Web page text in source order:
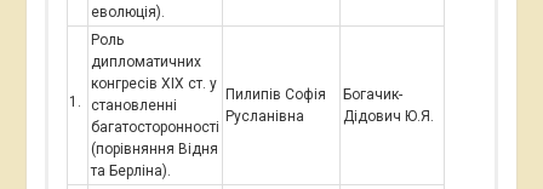
еволюція).
Роль
дипломатичних
конгресів ХІХ ст. у
становленні
багатосторонності
(порівняння Відня
та Берліна).
Пилипів Софія
Русланівна
Богачик-
Дідович Ю.Я.